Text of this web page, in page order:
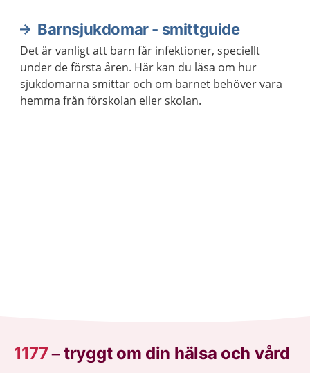
Barnsjukdomar - smittguide
Det är vanligt att barn får infektioner, speciellt
under de första åren. Här kan du läsa om hur
sjukdomarna smittar och om barnet behöver vara
hemma från förskolan eller skolan.
1177–tryggt om din hälsa och vård